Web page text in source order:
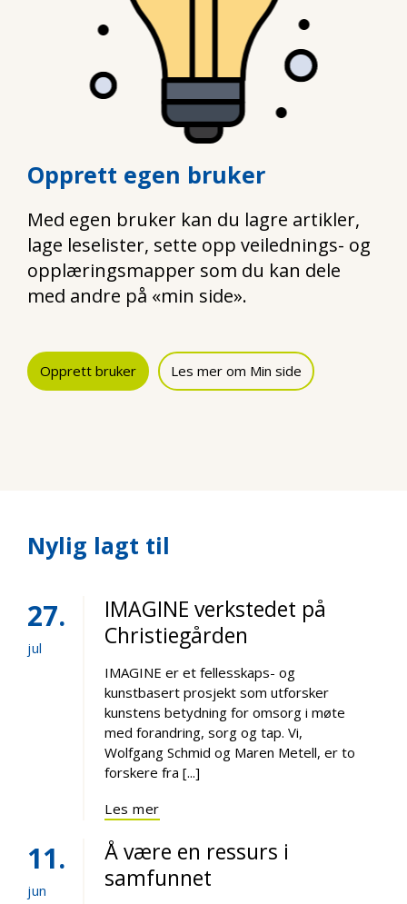
Opprett egen bruker
Med egen bruker kan du lagre artikler,
lage leselister, sette opp veilednings- og
opplæringsmapper som du kan dele
med andre på «min side».
Opprett bruker Les mer om Min side
Nylig lagt til
27
jul
IMAGINE verkstedet på
Christiegården
IMAGINE er et fellesskaps- og
kunstbasert prosjekt som utforsker
kunstens betydning for omsorg i møte
med forandring, sorg og tap. Vi,
Wolfgang Schmid og Maren Metell, er to
forskere fra [...]
Les mer
11
jun
Å være en ressurs i
samfunnet